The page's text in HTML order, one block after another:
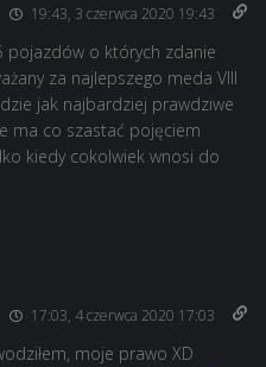
19:43, 3 czerwca 2020 19:43
pojazdów o których zdanie
za najlepszego meda VIII
jak najbardziej prawdziwe
ma co szastać pojęciem
kiedy cokolwiek wnosi do
17:03, 4 czerwca 2020 17:03
moje prawo XD